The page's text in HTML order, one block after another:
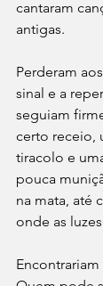
cantaram
antigas.
Perderam
sinal e a
seguiam
certo receio,
tiracolo e
pouca
na mata, até
onde as